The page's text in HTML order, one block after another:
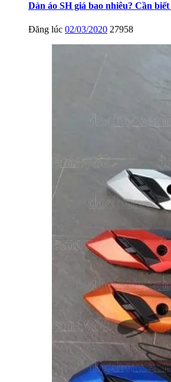
Dàn áo SH giá bao nhiêu? Cần
Đăng lúc 02/03/2020 27958